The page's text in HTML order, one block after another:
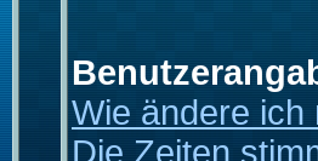
Wie ändere ich
Die Zeiten